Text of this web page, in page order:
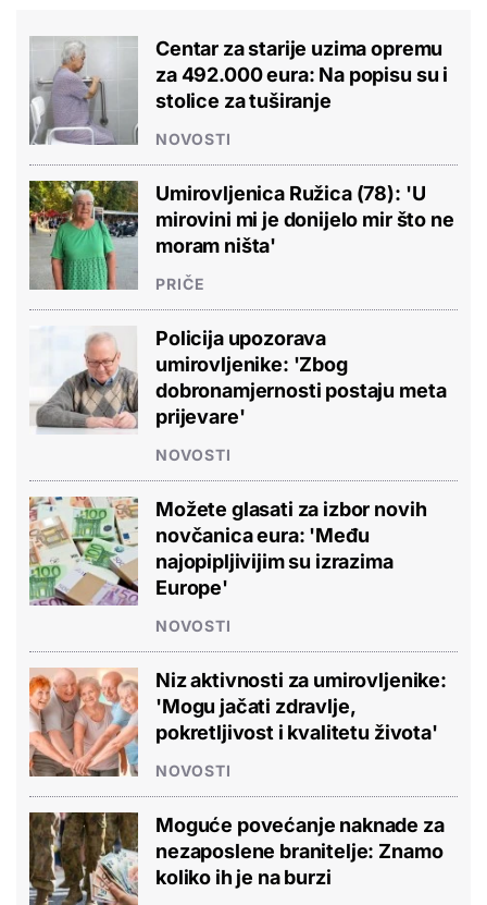
Centar za starije uzima opremu
za 492.000 eura: Na popisu su i
stolice za tuširanje
NOVOSTI
Umirovljenica Ružica (78): 'U
mirovini mi je donijelo mir što ne
moram ništa'
PRIČE
Policija upozorava
umirovljenike: 'Zbog
dobronamjernosti postaju meta
prijevare'
NOVOSTI
Možete glasati za izbor novih
novčanica eura: 'Među
najopipljivijim su izrazima
Europe'
NOVOSTI
Niz aktivnosti za umirovljenike:
'Mogu jačati zdravlje,
pokretljivost i kvalitetu života'
NOVOSTI
Moguće povećanje naknade za
nezaposlene branitelje: Znamo
koliko ih je na burzi